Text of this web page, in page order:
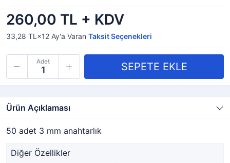
260,00 TL + KDV
33,28 TL×12 Ay'a Varan Taksit Seçenekleri
Adet
Ürün Açıklaması
50 adet 3 mm anahtarlık
Diğer Özellikler